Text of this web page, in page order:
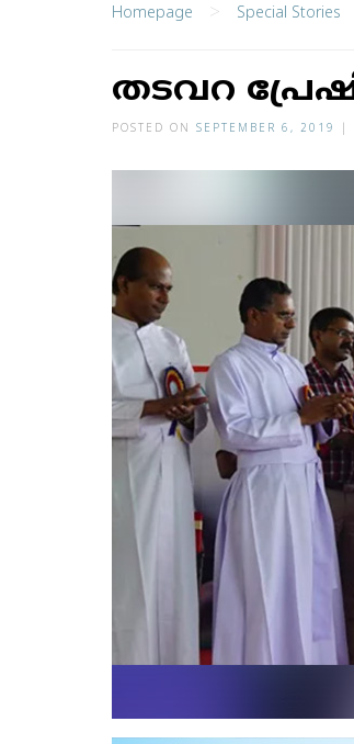
Homepage > Special Stories
ത​ട​വ​റ
POSTED ON SEPTEMBER 6, 2019